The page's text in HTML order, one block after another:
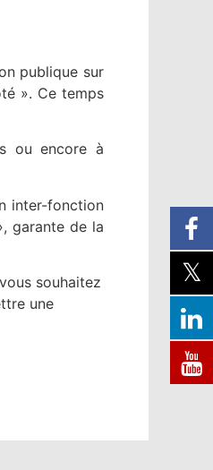
publique sur
». Ce temps
ou encore à
inter-fonction
garante de la
souhaitez
une